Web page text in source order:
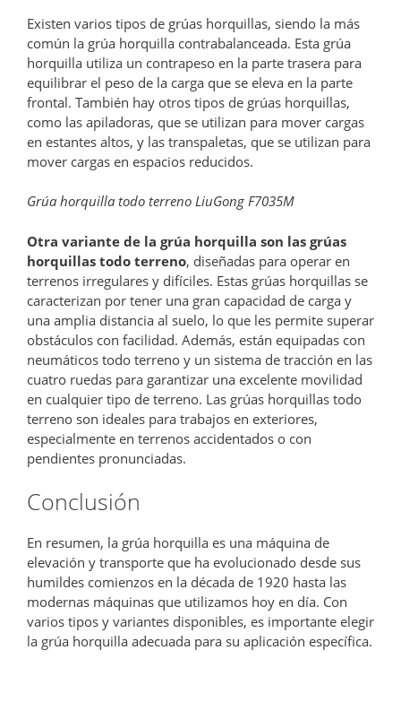
Existen varios tipos de grúas horquillas, siendo la más
común la grúa horquilla contrabalanceada. Esta grúa
horquilla utiliza un contrapeso en la parte trasera para
equilibrar el peso de la carga que se eleva en la parte
frontal. También hay otros tipos de grúas horquillas,
como las apiladoras, que se utilizan para mover cargas
en estantes altos, y las transpaletas, que se utilizan para
mover cargas en espacios reducidos.
Grúa horquilla todo terreno LiuGong F7035M
Otra variante de la grúa horquilla son las grúas
horquillas todo terreno, diseñadas para operar en
terrenos irregulares y difíciles. Estas grúas horquillas se
caracterizan por tener una gran capacidad de carga y
una amplia distancia al suelo, lo que les permite superar
obstáculos con facilidad. Además, están equipadas con
neumáticos todo terreno y un sistema de tracción en las
cuatro ruedas para garantizar una excelente movilidad
en cualquier tipo de terreno. Las grúas horquillas todo
terreno son ideales para trabajos en exteriores,
especialmente en terrenos accidentados o con
pendientes pronunciadas.
Conclusión
En resumen, la grúa horquilla es una máquina de
elevación y transporte que ha evolucionado desde sus
humildes comienzos en la década de 1920 hasta las
modernas máquinas que utilizamos hoy en día. Con
varios tipos y variantes disponibles, es importante elegir
la grúa horquilla adecuada para su aplicación específica.